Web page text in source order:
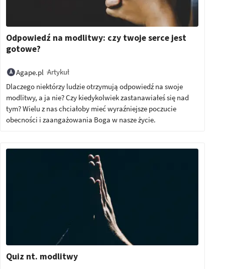
Odpowiedź na modlitwy: czy twoje serce jest
gotowe?
Agape.pl Artykuł
Dlaczego niektórzy ludzie otrzymują odpowiedź na swoje
modlitwy, a ja nie? Czy kiedykolwiek zastanawiałeś się nad
tym? Wielu z nas chciałoby mieć wyraźniejsze poczucie
obecności i zaangażowania Boga w nasze życie.
Quiz nt. modlitwy